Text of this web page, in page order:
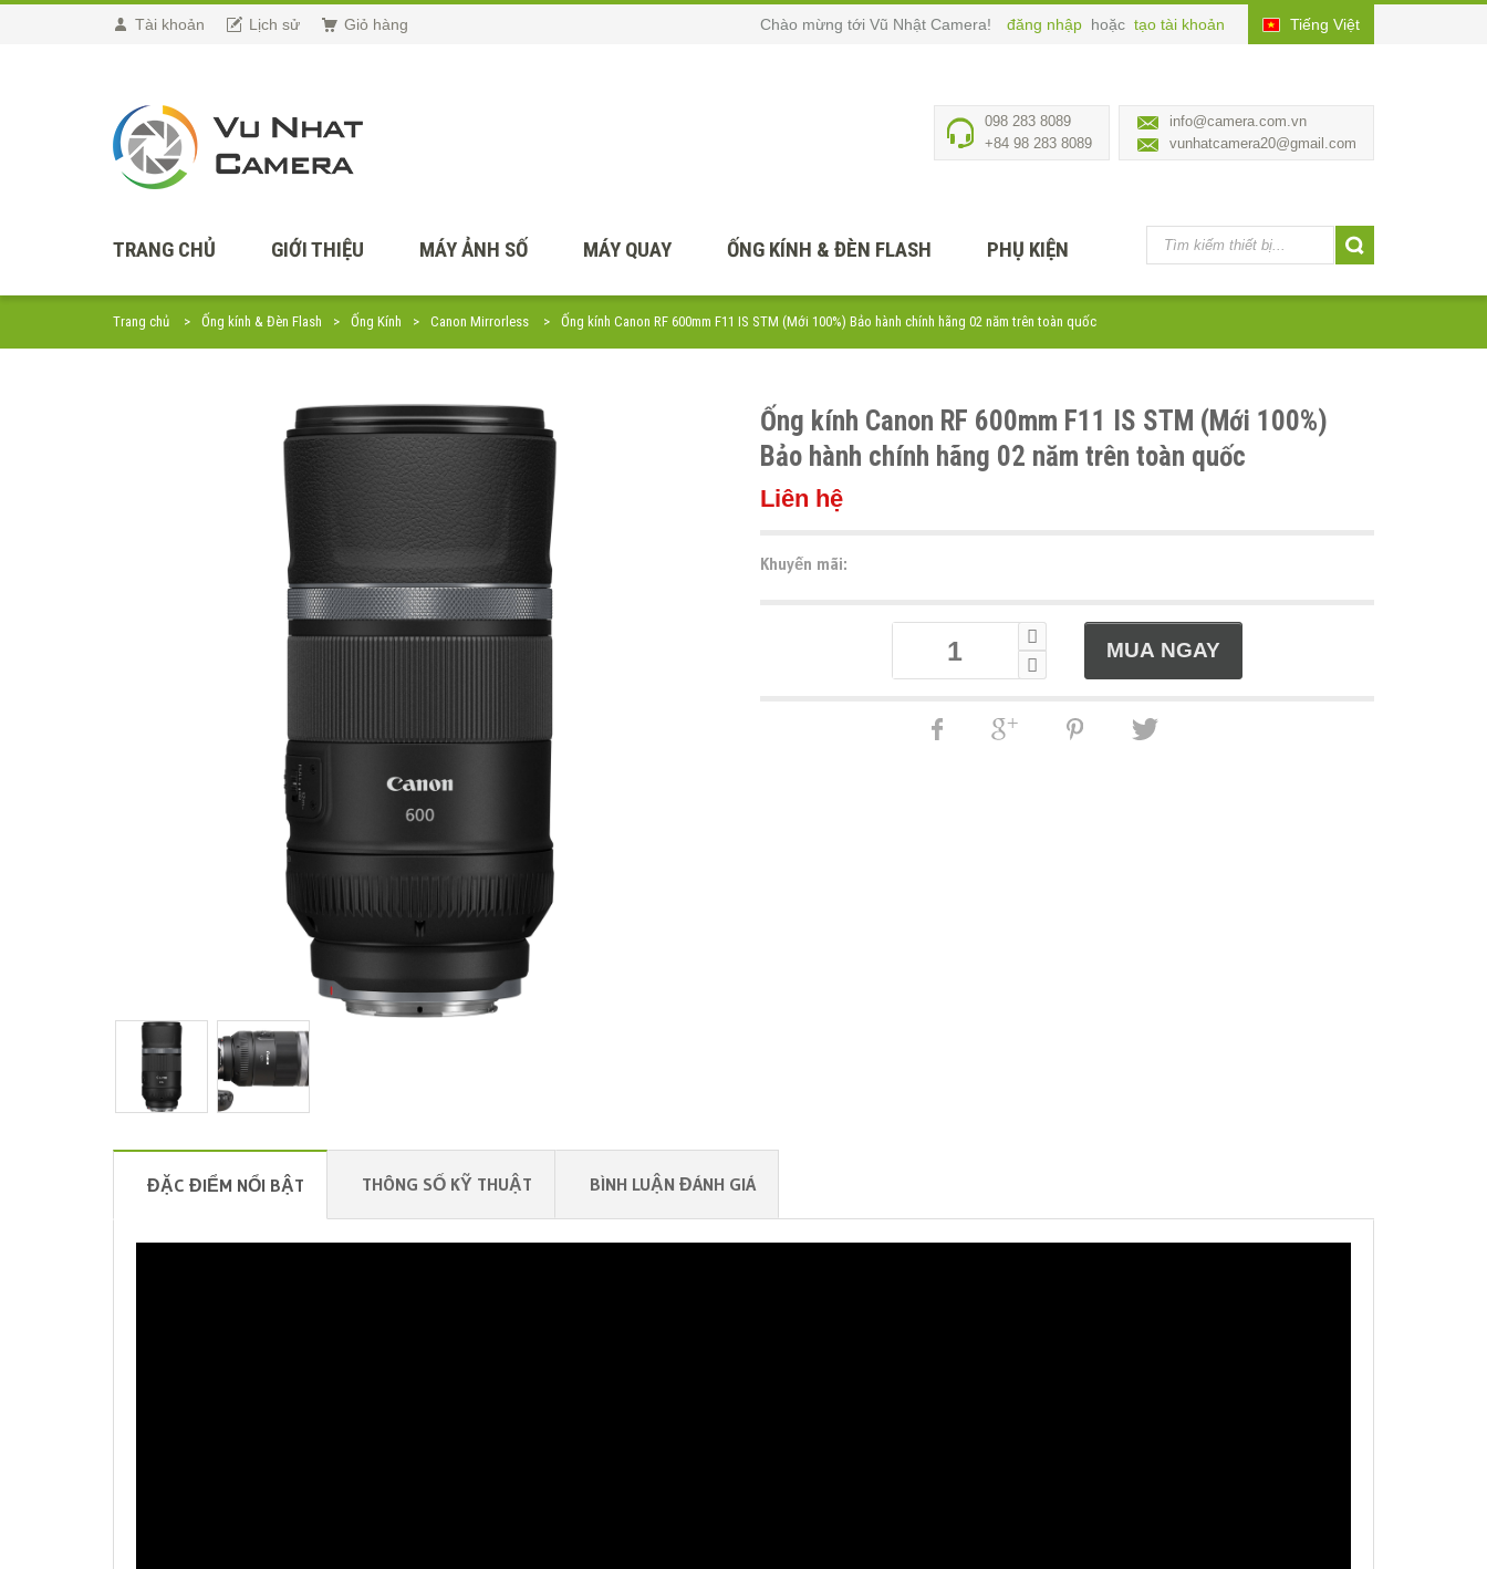
Tài khoản Lịch sử Giỏ hàng Tiếng Việt
Chào mừng tới Vũ Nhật Camera! đăng nhập hoặc tạo tài khoản
info@camera.com.vn
vunhatcamera20@gmail.com
098 283 8089
+84 98 283 8089
TRANG CHỦ GIỚI THIỆU MÁY ẢNH SỐ MÁY QUAY ỐNG KÍNH & ĐÈN FLASH PHỤ KIỆN
Trang chủ Ống kính & Đèn Flash Ống Kính Canon Mirrorless Ống kính Canon RF 600mm F11 IS STM (Mới 100%) Bảo hành chính hãng 02 năm trên toàn quốc
Ống kính Canon RF 600mm F11 IS STM (Mới 100%)
Bảo hành chính hãng 02 năm trên toàn quốc
Liên hệ
Khuyến mãi:
ĐẶC ĐIỂM NỔI BẬT THÔNG SỐ KỸ THUẬT BÌNH LUẬN ĐÁNH GIÁ